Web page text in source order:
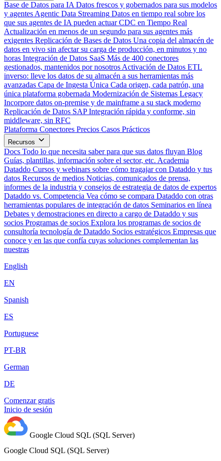
Base de Datos para IA Datos frescos y gobernados para sus modelos
y agentes Agentic Data Streaming Datos en tiempo real sobre los
que sus agentes de IA pueden actuar CDC en Tiempo Real
Actualización en menos de un segundo para sus agentes más
exigentes Replicación de Bases de Datos Una copia del almacén de
datos en vivo sin afectar su carga de producción, en minutos y no
horas Integración de Datos SaaS Más de 400 conectores
gestionados, mantenidos por nosotros Activación de Datos ETL
inverso: lleve los datos de su almacén a sus herramientas más
avanzadas Capa de Ingesta Única Cada origen, cada patrón, una
única plataforma gobernada Modernización de Sistemas Legacy
Incorpore datos on-premise y de mainframe a su stack moderno
Replicación de Datos SAP Integración rápida y conforme, sin
middleware, sin RFC
Plataforma Conectores Precios Casos Prácticos
Recursos
Docs Todo lo que necesita saber para que sus datos fluyan Blog
Guías, plantillas, información sobre el sector, etc. Academia
Dataddo Cursos y webinars sobre cómo tragajar con Dataddo y tus
datos Recursos de medios Noticias, comunicados de prensa,
informes de la industria y consejos de estrategia de datos de expertos
Dataddo vs. Competencia Vea cómo se compara Dataddo con otras
herramientas populares de integración de datos Seminarios en línea
Debates y demostraciones en directo a cargo de Dataddo y sus
socios Programas de socios Explora los programas de socios de
consultoría tecnología de Dataddo Socios estratégicos Empresas que
conoce y en las que confía cuyas soluciones complementan las
nuestras
English
EN
Spanish
ES
Portuguese
PT-BR
German
DE
Comenzar gratis
Inicio de sesión
Google Cloud SQL (SQL Server)
Google Cloud SQL (SQL Server)